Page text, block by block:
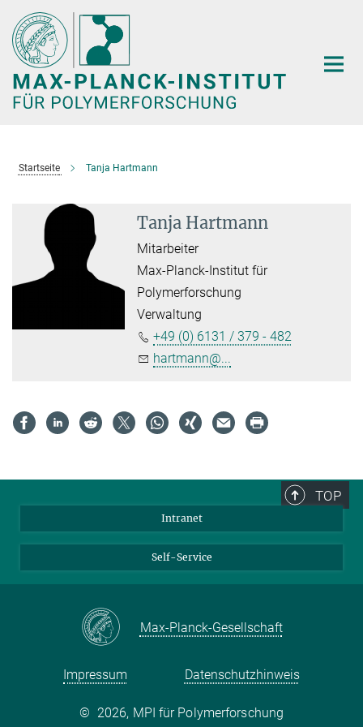
Hauptinhalt
Startseite Tanja Hartmann
Tanja Hartmann
Mitarbeiter
Max-Planck-Institut für
Polymerforschung
Verwaltung
+49 (0) 6131 / 379 - 482
hartmann@...
TOP
Intranet
Self-Service
Max-Planck-Gesellschaft
Impressum Datenschutzhinweis
© 2026, MPI für Polymerforschung